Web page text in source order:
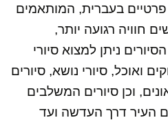
פרטיים בעברית, המותאמים
חוויה רגועה יותר,
ניתן למצוא סיורי
ואוכל, סיורי נושא, סיורים
וכן סיורים המשלבים
העיר דרך העדשה ועד